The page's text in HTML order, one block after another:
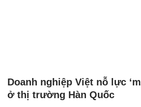
Doanh nghiệp Việt nỗ lực
ở thị trường Hàn Quốc